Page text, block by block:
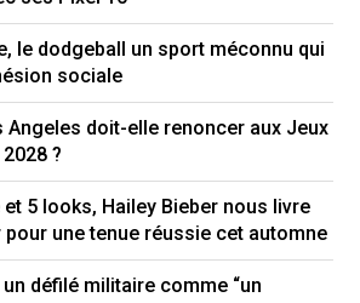
le dodgeball un sport méconnu qui
sociale
Angeles doit-elle renoncer aux Jeux
?
et 5 looks, Hailey Bieber nous livre
une tenue réussie cet automne
un défilé militaire comme “un